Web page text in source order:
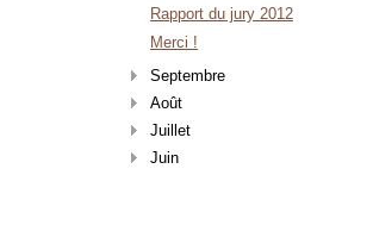
Rapport du jury 2012
Merci !
Septembre
Août
Juillet
Juin